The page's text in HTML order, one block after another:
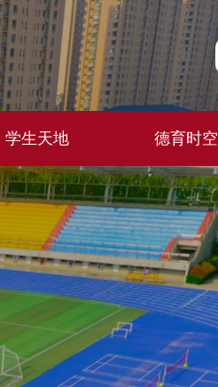
学生天地 德育时空